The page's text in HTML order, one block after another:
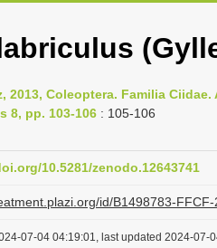
2013, Coleoptera. Familia
8, pp. 103-106 : 105-106
10.5281/zenodo.12643741
id/B1498783-
07-04 04:19:01, last updated 2024-07-